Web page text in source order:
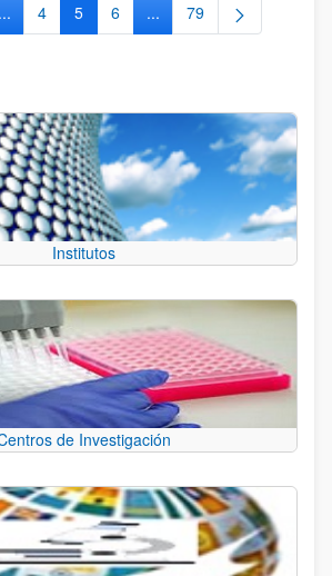
...Páginas intermedias Use TAB para
Página
4 Página
5 Página
6 ...Páginas intermedias
Página
79
Institutos
de Investigación